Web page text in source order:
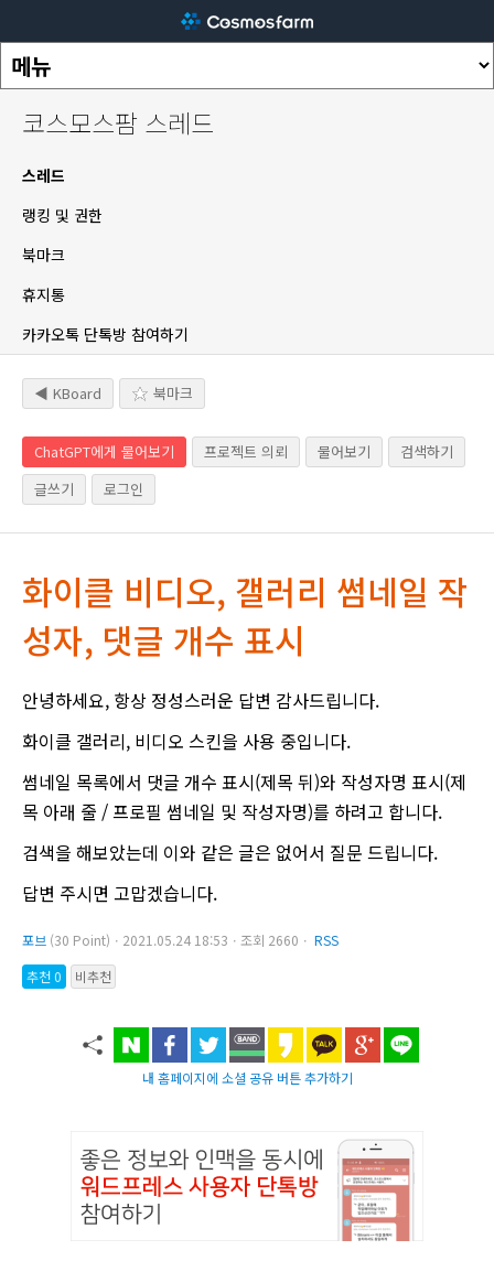
코스모스팜 스레드
스레드
랭킹 및 권한
북마크
휴지통
카카오톡 단톡방 참여하기
◀ KBoard 북마크
ChatGPT에게 물어보기 프로젝트 의뢰 물어보기
검색하기
글쓰기
로그인
화이클 비디오, 갤러리 썸네일 작
성자, 댓글 개수 표시
안녕하세요, 항상 정성스러운 답변 감사드립니다.
화이클 갤러리, 비디오 스킨을 사용 중입니다.
썸네일 목록에서 댓글 개수 표시(제목 뒤)와 작성자명 표시(제
목 아래 줄 / 프로필 썸네일 및 작성자명)를 하려고 합니다.
검색을 해보았는데 이와 같은 글은 없어서 질문 드립니다.
답변 주시면 고맙겠습니다.
포브 (30 Point)ㆍ2021.05.24 18:53ㆍ조회 2660ㆍ RSS
추천 0
비추천
내 홈페이지에 소셜 공유 버튼 추가하기